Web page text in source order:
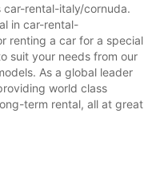
car-rental-italy/cornuda.
in car-rental-
renting a car for a special
suit your needs from our
As a global leader
world class
term rental, all at great